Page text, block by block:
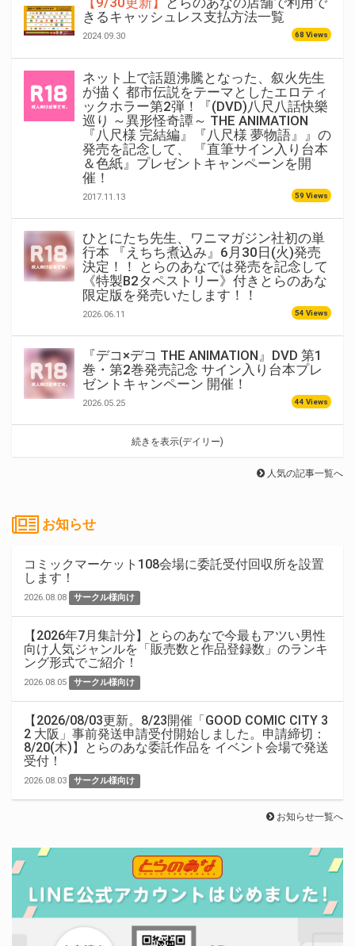
きるキャッシュレス支払方法一覧
2024.09.30 68 Views
ネット上で話題沸騰となった、叙火先生
が描く 都市伝説をテーマとしたエロティ
ックホラー第2弾！『(DVD)八尺八話快樂
巡り ～異形怪奇譚～ THE ANIMATION
『八尺様 完結編』『八尺様 夢物語』』の
発売を記念して、 『直筆サイン入り台本
＆色紙』プレゼントキャンペーンを開
催！
2017.11.13 59 Views
ひとにたち先生、ワニマガジン社初の単
行本 『えちち煮込み』6月30日(火)発売
決定！！ とらのあなでは発売を記念して
《特製B2タペストリー》付きとらのあな
限定版を発売いたします！！
2026.06.11 54 Views
『デコ×デコ THE ANIMATION』DVD 第1
巻・第2巻発売記念 サイン入り台本プレ
ゼントキャンペーン 開催！
2026.05.25 44 Views
続きを表示(デイリー)
人気の記事一覧へ
お知らせ
コミックマーケット108会場に委託受付回収所を設置
します！
2026.08.08 サークル様向け
【2026年7月集計分】とらのあなで今最もアツい男性
向け人気ジャンルを「販売数と作品登録数」のランキ
ング形式でご紹介！
2026.08.05 サークル様向け
【2026/08/03更新。8/23開催「GOOD COMIC CITY 3
2 大阪」事前発送申請受付開始しました。申請締切：
8/20(木)】とらのあな委託作品を イベント会場で発送
受付！
2026.08.03 サークル様向け
お知らせ一覧へ